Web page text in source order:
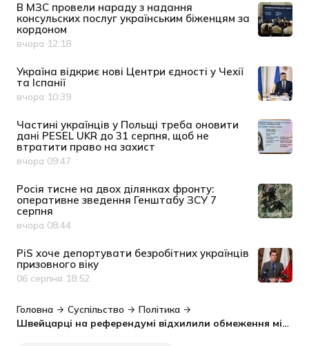
В МЗС провели нараду з надання
консульских послуг українським біженцям за
кордоном
Дата публікації
вчора 12:18
Україна відкриє нові Центри єдності у Чехії
та Іспанії
Дата публікації
вчора 10:39
Частині українців у Польщі треба оновити
дані PESEL UKR до 31 серпня, щоб не
втратити право на захист
Дата публікації
вчора 09:47
Росія тисне на двох ділянках фронту:
оперативне зведення Генштабу ЗСУ 7
серпня
Дата публікації
вчора 08:44
PiS хоче депортувати безробітних українців
призовного віку
Дата публікації
06 серпня 18:52
Головна Суспільство
Політика
Швейцарці на референдумі відхилили обмеження міграції: що це означає для українців